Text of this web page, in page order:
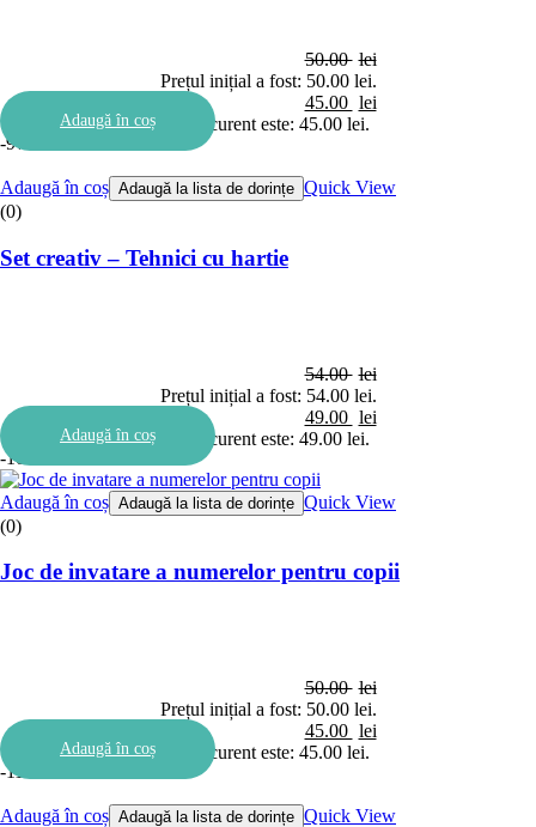
50.00 lei
Prețul inițial a fost: 50.00 lei.
45.00 lei
Prețul curent este: 45.00 lei.
Adaugă în coș
-9%
Adaugă în coș Adaugă la lista de dorințe Quick View
(0)
Set creativ – Tehnici cu hartie
54.00 lei
Prețul inițial a fost: 54.00 lei.
49.00 lei
Prețul curent este: 49.00 lei.
Adaugă în coș
-10%
Adaugă în coș Adaugă la lista de dorințe Quick View
(0)
Joc de invatare a numerelor pentru copii
50.00 lei
Prețul inițial a fost: 50.00 lei.
45.00 lei
Prețul curent este: 45.00 lei.
Adaugă în coș
-11%
Adaugă în coș Adaugă la lista de dorințe Quick View